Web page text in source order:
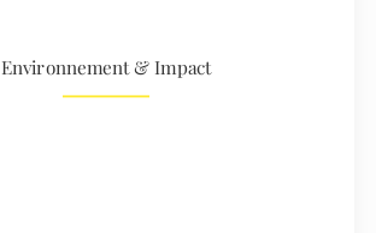
Environnement & Impact